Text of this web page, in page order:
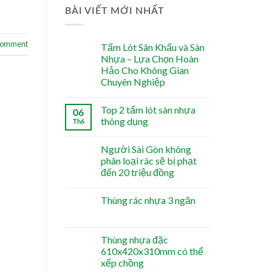
BÀI VIẾT MỚI NHẤT
Tấm Lót Sân Khấu và Sàn
Nhựa – Lựa Chọn Hoàn
Hảo Cho Không Gian
Chuyên Nghiệp
06
Th6
Top 2 tấm lót sàn nhựa
thông dụng
Người Sài Gòn không
phân loại rác sẽ bị phạt
đến 20 triệu đồng
Thùng rác nhựa 3 ngăn
Thùng nhựa đặc
610x420x310mm có thể
xếp chồng